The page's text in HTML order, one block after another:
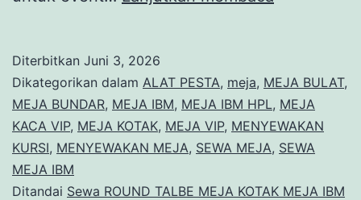
MEJA
KOTAK
MEJA
IBM
MEJA
Diterbitkan Juni 3, 2026
Dikategorikan dalam ALAT PESTA, meja, MEJA BULAT,
MEJA BUNDAR, MEJA IBM, MEJA IBM HPL, MEJA
KACA VIP, MEJA KOTAK, MEJA VIP, MENYEWAKAN
KURSI, MENYEWAKAN MEJA, SEWA MEJA, SEWA
MEJA IBM
Ditandai Sewa ROUND TALBE MEJA KOTAK MEJA IBM